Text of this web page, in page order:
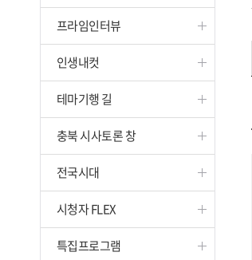
보은
옥천
프라임인터뷰
인생내컷
테마기행 길
충북 시사토론 창
전국시대
시청자 FLEX
특집프로그램